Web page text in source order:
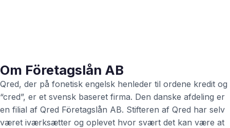
Om Företagslån AB
Qred, der på fonetisk engelsk henleder til ordene kredit og
“cred”, er et svensk baseret firma. Den danske afdeling er
en filial af Qred Företagslån AB. Stifteren af Qred har selv
været iværksætter og oplevet hvor svært det kan være at